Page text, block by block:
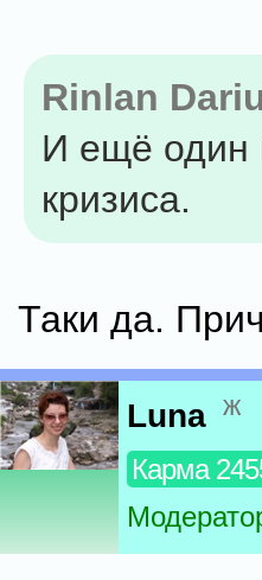
Rinlan
И ещё один
кризиса.
Таки да.
Luna ж
Карма